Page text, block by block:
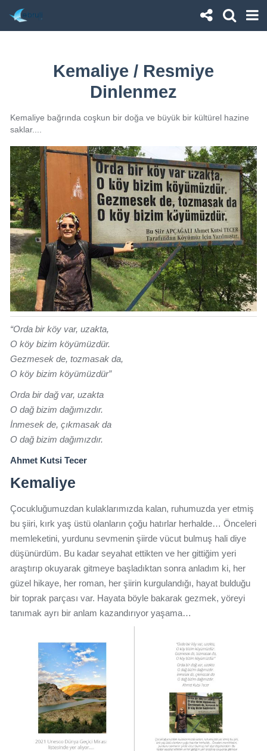
Kemaliye / Resmiye
Dinlenmez
Kemaliye bağrında coşkun bir doğa ve büyük bir kültürel hazine
saklar....
“Orda bir köy var, uzakta,
O köy bizim köyümüzdür.
Gezmesek de, tozmasak da,
O köy bizim köyümüzdür”
Orda bir dağ var, uzakta
O dağ bizim dağımızdır.
İnmesek de, çıkmasak da
O dağ bizim dağımızdır.
Ahmet Kutsi Tecer
Kemaliye
Çocukluğumuzdan kulaklarımızda kalan, ruhumuzda yer etmiş
bu şiiri, kırk yaş üstü olanların çoğu hatırlar herhalde… Önceleri
memleketini, yurdunu sevmenin şiirde vücut bulmuş hali diye
düşünürdüm. Bu kadar seyahat ettikten ve her gittiğim yeri
araştırıp okuyarak gitmeye başladıktan sonra anladım ki, her
güzel hikaye, her roman, her şiirin kurgulandığı, hayat bulduğu
bir toprak parçası var. Hayata böyle bakarak gezmek, yöreyi
tanımak ayrı bir anlam kazandırıyor yaşama…